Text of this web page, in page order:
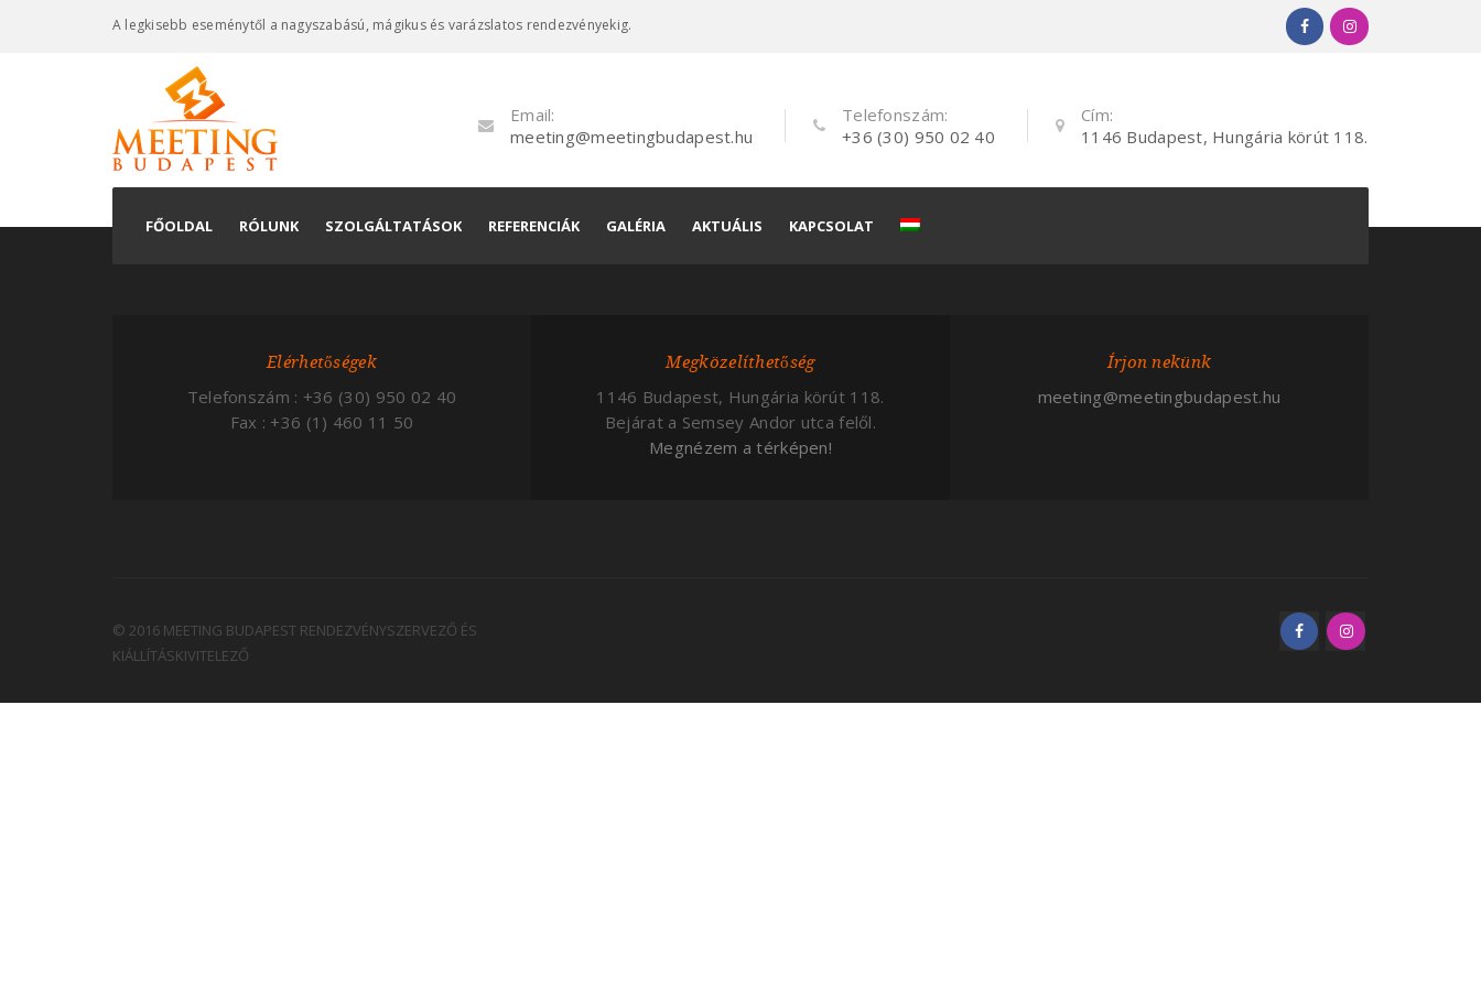
A legkisebb eseménytől a nagyszabású, mágikus és varázslatos rendezvényekig.
Email:
meeting@meetingbudapest.hu
Telefonszám:
+36 (30) 950 02 40
Cím:
1146 Budapest, Hungária körút 118.
FŐOLDAL RÓLUNK SZOLGÁLTATÁSOK
Rendezvényszervezés
REFERENCIÁK GALÉRIA AKTUÁLIS KAPCSOLAT
Elérhetőségek
Telefonszám : +36 (30) 950 02 40
Fax : +36 (1) 460 11 50
Megközelíthetőség
1146 Budapest, Hungária körút 118.
Bejárat a Semsey Andor utca felől.
Megnézem a térképen!
Írjon nekünk
meeting@meetingbudapest.hu
© 2016 MEETING BUDAPEST RENDEZVÉNYSZERVEZŐ ÉS
KIÁLLÍTÁSKIVITELEZŐ